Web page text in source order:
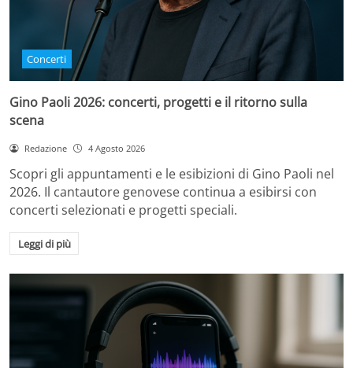
Concerti
Gino Paoli 2026: concerti, progetti e il ritorno sulla
scena
Redazione 4 Agosto 2026
Scopri gli appuntamenti e le esibizioni di Gino Paoli nel
2026. Il cantautore genovese continua a esibirsi con
concerti selezionati e progetti speciali.
Leggi di più